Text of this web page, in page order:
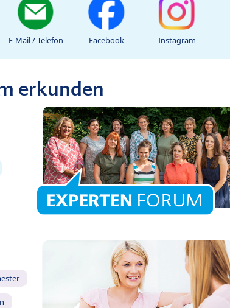
E-Mail / Telefon Facebook Instagram
erkunden